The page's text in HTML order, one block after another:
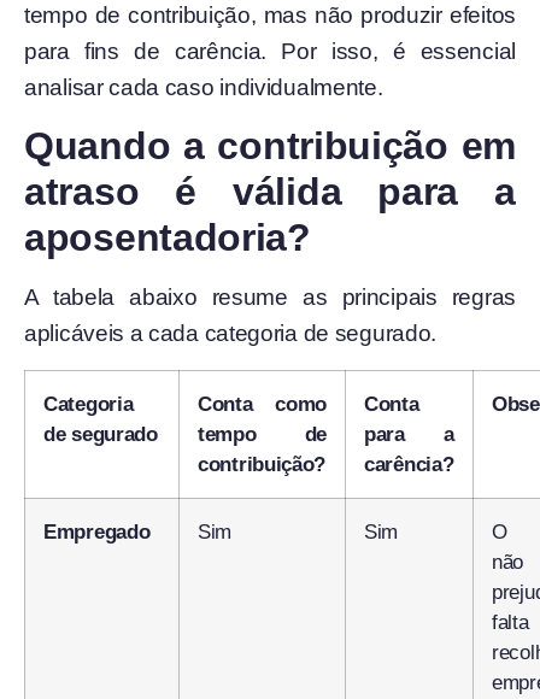
tempo de contribuição, mas não produzir efeitos
para fins de carência. Por isso, é essencial
analisar cada caso individualmente.
Quando a contribuição em
atraso é válida para a
aposentadoria?
A tabela abaixo resume as principais regras
aplicáveis a cada categoria de segurado.
Categoria
de segurado
Conta como
tempo de
contribuição?
Conta
para a
carência?
Empregado Sim Sim
O
não